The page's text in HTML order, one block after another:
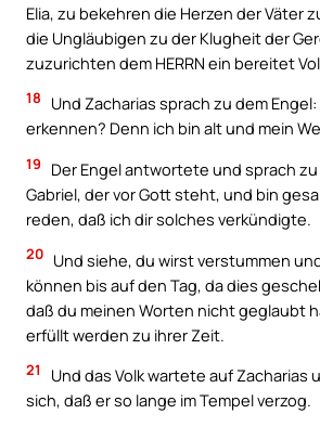
Elia, zu bekehren die Herzen der Väter
die Ungläubigen zu der Klugheit der
zuzurichten dem HERRN ein bereitet
18
Und Zacharias sprach zu dem
erkennen? Denn ich bin alt und mein
19
Der Engel antwortete und sprach zu
Gabriel, der vor Gott steht, und bin
reden, daß ich dir solches verkündigte.
20 Und siehe, du wirst verstummen
können bis auf den Tag, da dies
daß du meinen Worten nicht geglaubt
erfüllt werden zu ihrer Zeit.
21
Und das Volk wartete auf Zacharias
sich, daß er so lange im Tempel verzog.